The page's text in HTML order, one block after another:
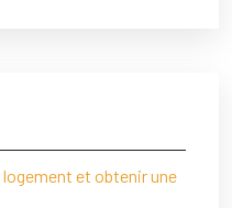
et obtenir une